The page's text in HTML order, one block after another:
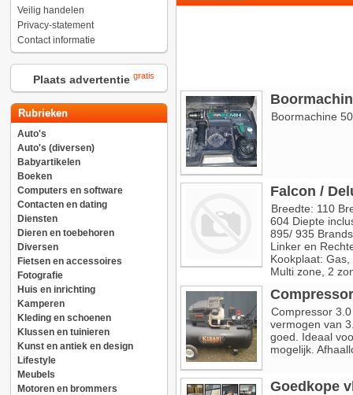
Veilig handelen
Privacy-statement
Contact informatie
Plaats advertentie gratis
Rubrieken
Auto's
Auto's (diversen)
Babyartikelen
Boeken
Computers en software
Contacten en dating
Diensten
Dieren en toebehoren
Diversen
Fietsen en accessoires
Fotografie
Huis en inrichting
Kamperen
Kleding en schoenen
Klussen en tuinieren
Kunst en antiek en design
Lifestyle
Meubels
Motoren en brommers
Boormachine
Falcon /
Breedte: 110
604 Diepte
895/ 935
Linker en
Kookplaat:
Multi zone, 2
Compressor
vermogen van
goed. Ideaal
mogelijk.
Goedkope